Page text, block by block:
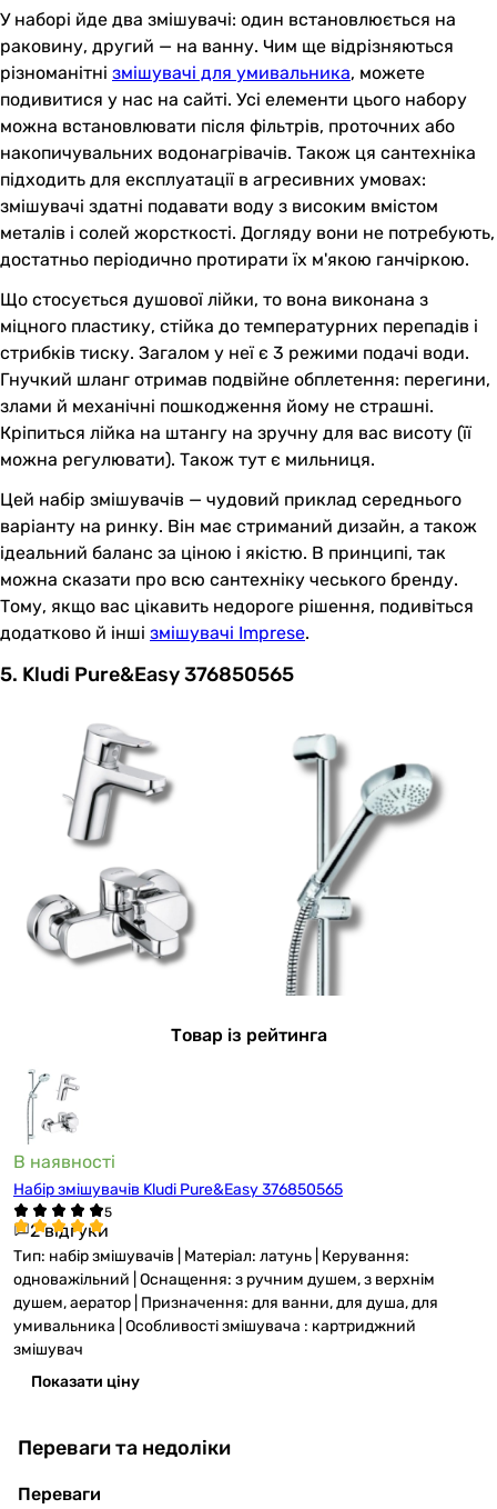
У наборі йде два змішувачі: один встановлюється на
раковину, другий — на ванну. Чим ще відрізняються
різноманітні змішувачі для умивальника, можете
подивитися у нас на сайті. Усі елементи цього набору
можна встановлювати після фільтрів, проточних або
накопичувальних водонагрівачів. Також ця сантехніка
підходить для експлуатації в агресивних умовах:
змішувачі здатні подавати воду з високим вмістом
металів і солей жорсткості. Догляду вони не потребують,
достатньо періодично протирати їх м'якою ганчіркою.
Що стосується душової лійки, то вона виконана з
міцного пластику, стійка до температурних перепадів і
стрибків тиску. Загалом у неї є 3 режими подачі води.
Гнучкий шланг отримав подвійне обплетення: перегини,
злами й механічні пошкодження йому не страшні.
Кріпиться лійка на штангу на зручну для вас висоту (її
можна регулювати). Також тут є мильниця.
Цей набір змішувачів — чудовий приклад середнього
варіанту на ринку. Він має стриманий дизайн, а також
ідеальний баланс за ціною і якістю. В принципі, так
можна сказати про всю сантехніку чеського бренду.
Тому, якщо вас цікавить недороге рішення, подивіться
додатково й інші змішувачі Imprese.
5. Kludi Pure&Easy 376850565
Товар із рейтинга
В наявності
Набір змішувачів Kludi Pure&Easy 376850565
2 відгуки
Тип: набір змішувачів | Матеріал: латунь | Керування:
одноважільний | Оснащення: з ручним душем, з верхнім
душем, аератор | Призначення: для ванни, для душа, для
умивальника | Особливості змішувача : картриджний
змішувач
Показати ціну
Переваги та недоліки
Переваги